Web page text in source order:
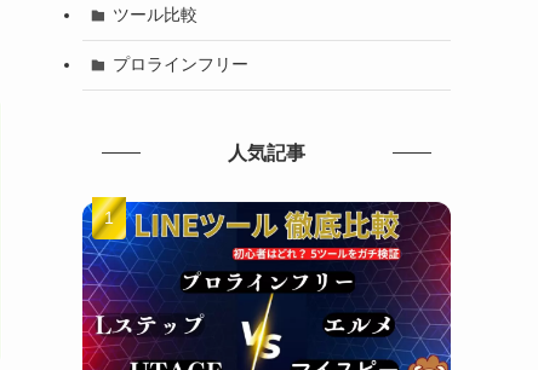
ツール比較
プロラインフリー
人気記事